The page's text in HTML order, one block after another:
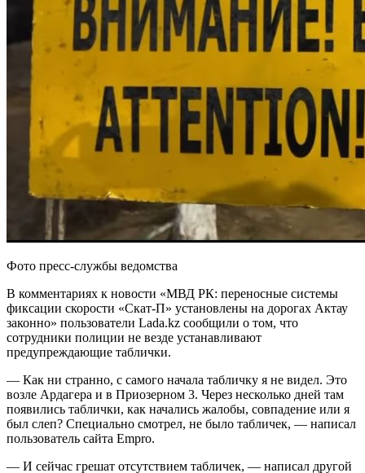
Фото пресс-службы ведомства
В комментариях к новости «МВД РК: переносные системы
фиксации скорости «Скат-П» установлены на дорогах Актау
законно» пользователи Lada.kz сообщили о том, что
сотрудники полиции не везде устанавливают
предупреждающие таблички.
— Как ни странно, с самого начала табличку я не видел. Это
возле Ардагера и в Приозерном 3. Через несколько дней там
появились таблички, как начались жалобы, совпадение или я
был слеп? Специально смотрел, не было табличек, — написал
пользователь сайта Empro.
— И сейчас грешат отсутствием табличек, — написал другой